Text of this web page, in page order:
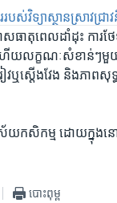
បស់​វិទ្យាស្ថាន​ស្រាវជ្
តុ​ពេល​ដាំដុះ ​ការ​ថែ​
យ​លក្ខណៈ​សំខាន់ៗ​មួ
ឬ​ស្តើង​វែង​ និង​ភាព​
វិស័យ​កសិកម្ម ​ដោយ​ក្នុង​
បោះពុម្ព